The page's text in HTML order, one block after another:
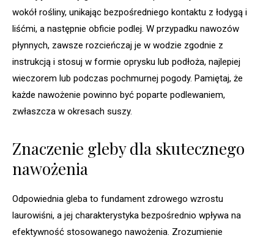
wokół rośliny, unikając bezpośredniego kontaktu z łodygą i
liśćmi, a następnie obficie podlej. W przypadku nawozów
płynnych, zawsze rozcieńczaj je w wodzie zgodnie z
instrukcją i stosuj w formie oprysku lub podłoża, najlepiej
wieczorem lub podczas pochmurnej pogody. Pamiętaj, że
każde nawożenie powinno być poparte podlewaniem,
zwłaszcza w okresach suszy.
Znaczenie gleby dla skutecznego
nawożenia
Odpowiednia gleba to fundament zdrowego wzrostu
laurowiśni, a jej charakterystyka bezpośrednio wpływa na
efektywność stosowanego nawożenia. Zrozumienie